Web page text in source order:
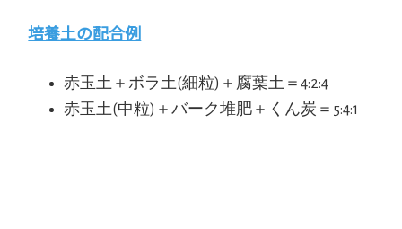
培養土の配合例
赤玉土＋ボラ土(細粒)＋腐葉土＝4:2:4
赤玉土(中粒)＋バーク堆肥＋くん炭＝5:4:1